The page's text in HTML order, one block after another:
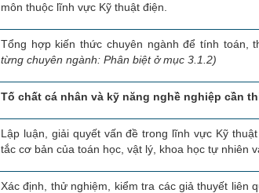
môn thuộc lĩnh vực Kỹ thuật điện.
Tổng hợp kiến thức chuyên ngành để tính toán,
từng chuyên ngành: Phân biệt ở mục 3.1.2)
Tố chất cá nhân và kỹ năng nghề nghiệp cần
Lập luận, giải quyết vấn đề trong lĩnh vực Kỹ
tắc cơ bản của toán học, vật lý, khoa học tự nhiên
Xác định, thử nghiệm, kiểm tra các giả thuyết liên